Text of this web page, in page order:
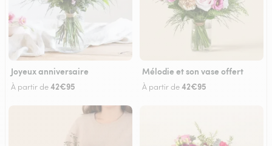
Joyeux anniversaire
À partir de42€95
Mélodie et son vase offert
À partir de42€95